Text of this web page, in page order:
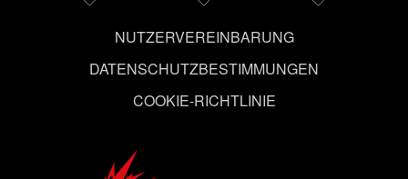
ändern kannst.
NUTZERVEREINBARUNG
DATENSCHUTZBESTIMMUNGEN
COOKIE-RICHTLINIE